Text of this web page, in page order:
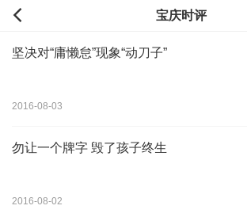
宝庆时评
坚决对“庸懒怠”现象“动刀子”
2016-08-03
勿让一个牌字 毁了孩子终生
2016-08-02